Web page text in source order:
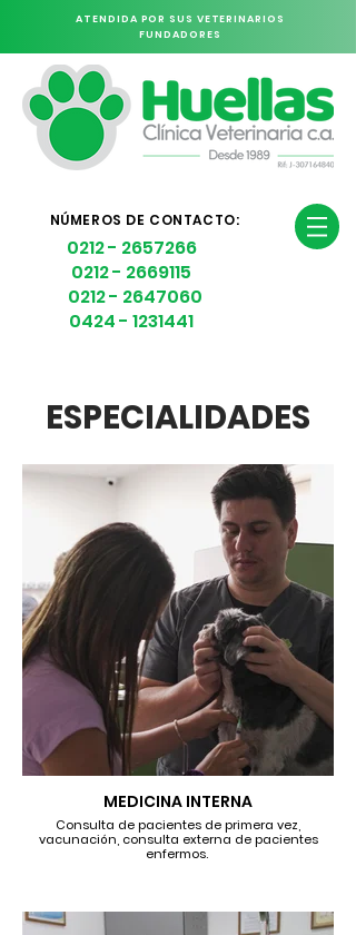
ATENDIDA POR SUS VETERINARIOS
FUNDADORES
0212 - 2657266
0212 - 2669115
0212 - 2647060
0424 - 1231441
NÚMEROS DE CONTACTO:
ESPECIALIDADES
MEDICINA INTERNA
Consulta de pacientes de primera vez,
vacunación, consulta externa de pacientes
enfermos.